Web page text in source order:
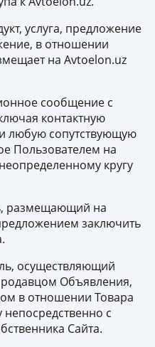
услуга, предложение
в отношении
на Avtoelon.uz
сообщение с
контактную
любую сопутствующую
Пользователем на
кругу
размещающий на
заключить
осуществляющий
Объявления,
в отношении Товара
с
Сайта.